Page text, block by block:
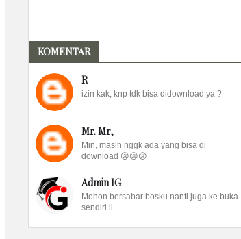
KOMENTAR
R
izin kak, knp tdk bisa didownload ya ?
Mr. Mr,
Min, masih nggk ada yang bisa di
download 😢😢😢
Admin IG
Mohon bersabar bosku nanti juga ke buka
sendiri li...